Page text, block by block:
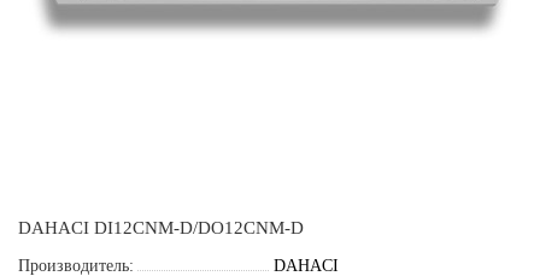
DAHACI DI12CNM-D/DO12CNM-D
Производитель:
DAHACI